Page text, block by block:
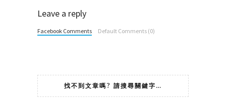
Leave a reply
Facebook Comments Default Comments (0)
找不到文章嗎? 請搜尋關鍵字…